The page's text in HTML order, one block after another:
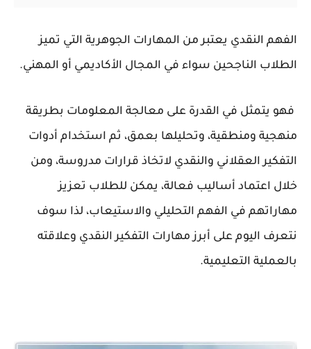
الفهم النقدي يعتبر من المهارات الجوهرية التي تميز
الطلاب الناجحين سواء في المجال الأكاديمي أو المهني.
فهو يتمثل في القدرة على معالجة المعلومات بطريقة
منهجية ومنطقية، وتحليلها بعمق، ثم استخدام أدوات
التفكير العقلاني والنقدي لاتخاذ قرارات مدروسة، ومن
خلال اعتماد أساليب فعالة، يمكن للطلاب تعزيز
مهاراتهم في الفهم التحليلي والاستيعاب، لذا سوف
نتعرف اليوم على أبرز مهارات التفكير النقدي وعلاقته
بالعملية التعليمية.